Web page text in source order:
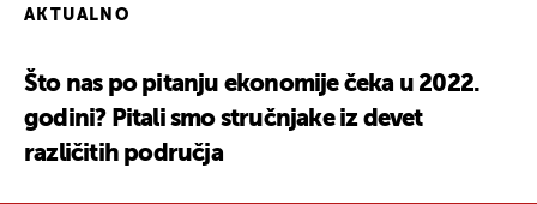
AKTUALNO
Što nas po pitanju ekonomije čeka u 2022.
godini? Pitali smo stručnjake iz devet
različitih područja